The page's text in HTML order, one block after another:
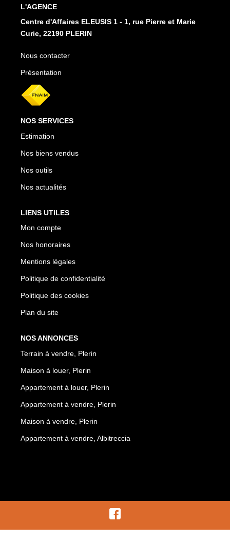
L'AGENCE
Centre d'Affaires ELEUSIS 1 - 1, rue Pierre et Marie
Curie, 22190 PLERIN
Nous contacter
Présentation
NOS SERVICES
Estimation
Nos biens vendus
Nos outils
Nos actualités
LIENS UTILES
Mon compte
Nos honoraires
Mentions légales
Politique de confidentialité
Politique des cookies
Plan du site
NOS ANNONCES
Terrain à vendre, Plerin
Maison à louer, Plerin
Appartement à louer, Plerin
Appartement à vendre, Plerin
Maison à vendre, Plerin
Appartement à vendre, Albitreccia